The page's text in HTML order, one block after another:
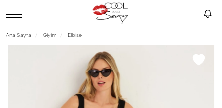
Ana Sayfa Giyim Elbise